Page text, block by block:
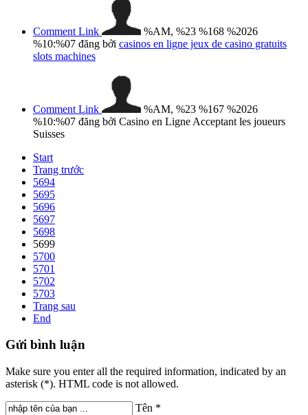
Comment Link
%AM, %23 %168 %2026
%10:%07 đăng bởi casinos en ligne jeux de casino gratuits
slots machines
Comment Link
%AM, %23 %167 %2026
%10:%07 đăng bởi Casino en Ligne Acceptant les joueurs
Suisses
Start
Trang trước
5694
5695
5696
5697
5698
5699
5700
5701
5702
5703
Trang sau
End
Gửi bình luận
Make sure you enter all the required information, indicated by an
asterisk (*). HTML code is not allowed.
Tên *